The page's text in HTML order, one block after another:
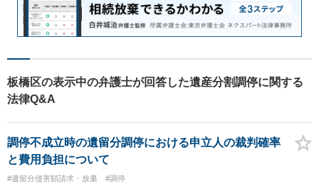
板橋区の表示中の弁護士が回答した遺産分割調停に関する
法律Q&A
調停不成立時の遺留分調停における申立人の裁判確率
と費用負担について
#遺留分侵害額請求・放棄 #調停